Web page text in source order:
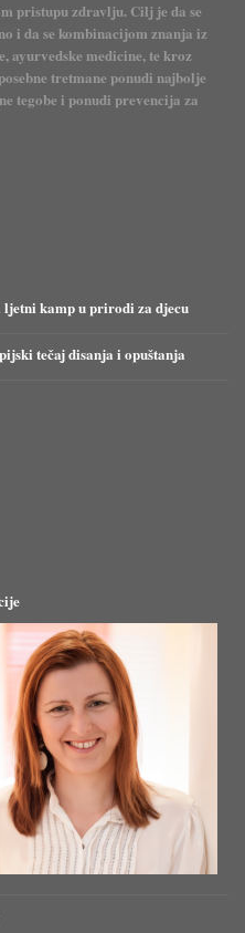
pristupu zdravlju. Cilj je da se
i da se kombinacijom znanja iz
ayurvedske medicine, te kroz
tretmane ponudi najbolje
tegobe i ponudi prevencija za
kamp u prirodi za djecu
tečaj disanja i opuštanja